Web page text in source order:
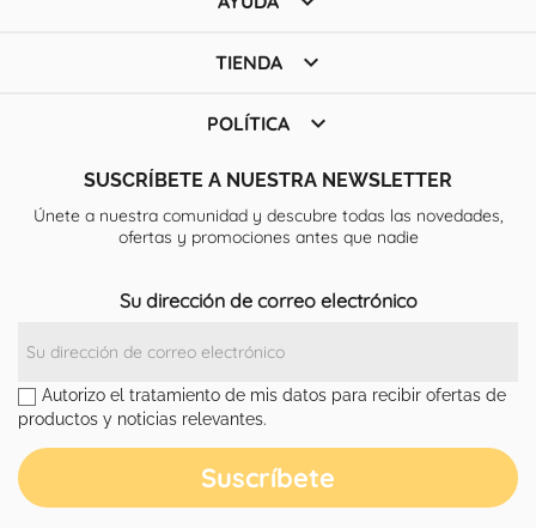
TIENDA 
POLÍTICA 
SUSCRÍBETE A NUESTRA NEWSLETTER
Únete a nuestra comunidad y descubre todas las novedades,
ofertas y promociones antes que nadie
Su dirección de correo electrónico
Autorizo el tratamiento de mis datos para recibir ofertas de
productos y noticias relevantes.